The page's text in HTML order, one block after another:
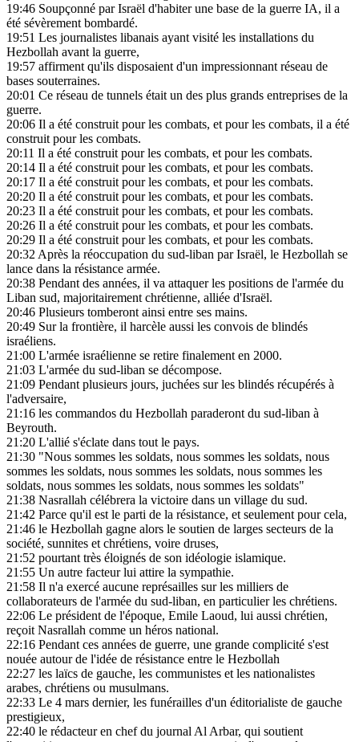
19:46 Soupçonné par Israël d'habiter une base de la guerre IA, il a
été sévèrement bombardé.
19:51 Les journalistes libanais ayant visité les installations du
Hezbollah avant la guerre,
19:57 affirment qu'ils disposaient d'un impressionnant réseau de
bases souterraines.
20:01 Ce réseau de tunnels était un des plus grands entreprises de la
guerre.
20:06 Il a été construit pour les combats, et pour les combats, il a été
construit pour les combats.
20:11 Il a été construit pour les combats, et pour les combats.
20:14 Il a été construit pour les combats, et pour les combats.
20:17 Il a été construit pour les combats, et pour les combats.
20:20 Il a été construit pour les combats, et pour les combats.
20:23 Il a été construit pour les combats, et pour les combats.
20:26 Il a été construit pour les combats, et pour les combats.
20:29 Il a été construit pour les combats, et pour les combats.
20:32Après la réoccupation du sud-liban par Israël, le Hezbollah se
lance dans la résistance armée.
20:38 Pendant des années, il va attaquer les positions de l'armée du
Liban sud, majoritairement chrétienne, alliée d'Israël.
20:46 Plusieurs tomberont ainsi entre ses mains.
20:49 Sur la frontière, il harcèle aussi les convois de blindés
israéliens.
21:00 L'armée israélienne se retire finalement en 2000.
21:03 L'armée du sud-liban se décompose.
21:09 Pendant plusieurs jours, juchées sur les blindés récupérés à
l'adversaire,
21:16 les commandos du Hezbollah paraderont du sud-liban à
Beyrouth.
21:20 L'allié s'éclate dans tout le pays.
21:30 "Nous sommes les soldats, nous sommes les soldats, nous
sommes les soldats, nous sommes les soldats, nous sommes les
soldats, nous sommes les soldats, nous sommes les soldats"
21:38 Nasrallah célébrera la victoire dans un village du sud.
21:42 Parce qu'il est le parti de la résistance, et seulement pour cela,
21:46 le Hezbollah gagne alors le soutien de larges secteurs de la
société, sunnites et chrétiens, voire druses,
21:52 pourtant très éloignés de son idéologie islamique.
21:55 Un autre facteur lui attire la sympathie.
21:58 Il n'a exercé aucune représailles sur les milliers de
collaborateurs de l'armée du sud-liban, en particulier les chrétiens.
22:06 Le président de l'époque, Emile Laoud, lui aussi chrétien,
reçoit Nasrallah comme un héros national.
22:16 Pendant ces années de guerre, une grande complicité s'est
nouée autour de l'idée de résistance entre le Hezbollah
22:27 les laïcs de gauche, les communistes et les nationalistes
arabes, chrétiens ou musulmans.
22:33 Le 4 mars dernier, les funérailles d'un éditorialiste de gauche
prestigieux,
22:40 le rédacteur en chef du journal Al Arbar, qui soutient